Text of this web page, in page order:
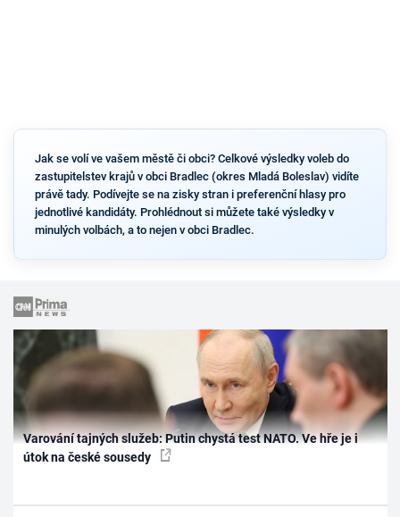
Jak se volí ve vašem městě či obci? Celkové výsledky voleb do
zastupitelstev krajů v obci Bradlec (okres Mladá Boleslav) vidíte
právě tady. Podívejte se na zisky stran i preferenční hlasy pro
jednotlivé kandidáty. Prohlédnout si můžete také výsledky v
minulých volbách, a to nejen v obci Bradlec.
Varování tajných služeb: Putin chystá test NATO. Ve hře je i
útok na české sousedy